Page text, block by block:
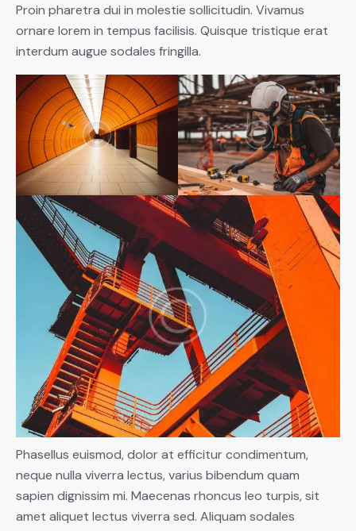
Proin pharetra dui in molestie sollicitudin. Vivamus
ornare lorem in tempus facilisis. Quisque tristique erat
interdum augue sodales fringilla.
Phasellus euismod, dolor at efficitur condimentum,
neque nulla viverra lectus, varius bibendum quam
sapien dignissim mi. Maecenas rhoncus leo turpis, sit
amet aliquet lectus viverra sed. Aliquam sodales